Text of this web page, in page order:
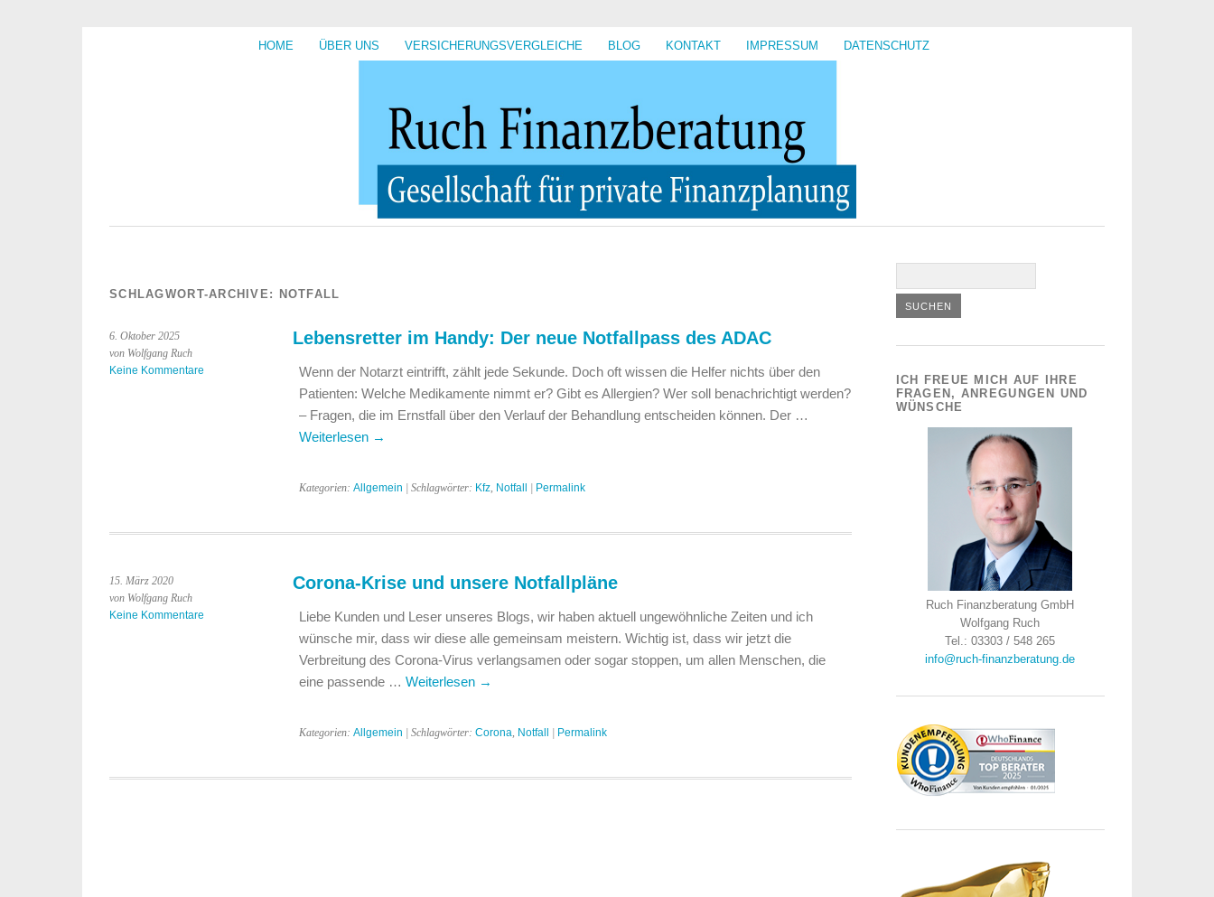
HOME ÜBER UNS VERSICHERUNGSVERGLEICHE BLOG KONTAKT IMPRESSUM DATENSCHUTZ
SCHLAGWORT-ARCHIVE: NOTFALL
6. Oktober 2025
von Wolfgang Ruch
Keine Kommentare
Lebensretter im Handy: Der neue Notfallpass des ADAC
Wenn der Notarzt eintrifft, zählt jede Sekunde. Doch oft wissen die Helfer nichts über den
Patienten: Welche Medikamente nimmt er? Gibt es Allergien? Wer soll benachrichtigt werden?
– Fragen, die im Ernstfall über den Verlauf der Behandlung entscheiden können. Der …
Weiterlesen →
Kategorien: Allgemein | Schlagwörter: Kfz, Notfall Permalink
15. März 2020
von Wolfgang Ruch
Keine Kommentare
Corona-Krise und unsere Notfallpläne
Liebe Kunden und Leser unseres Blogs, wir haben aktuell ungewöhnliche Zeiten und ich
wünsche mir, dass wir diese alle gemeinsam meistern. Wichtig ist, dass wir jetzt die
Verbreitung des Corona-Virus verlangsamen oder sogar stoppen, um allen Menschen, die
eine passende … Weiterlesen →
Kategorien: Allgemein | Schlagwörter: Corona, Notfall Permalink
ICH FREUE MICH AUF IHRE
FRAGEN, ANREGUNGEN UND
WÜNSCHE
Ruch Finanzberatung GmbH
Wolfgang Ruch
Tel.: 03303 / 548 265
info@ruch-finanzberatung.de